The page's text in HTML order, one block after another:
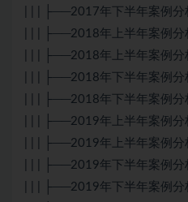
| | | ├──2017年下半年案例
| | | ├──2018年上半年案例分
| | | ├──2018年上半年案例
| | | ├──2018年下半年案例分
| | | ├──2018年下半年案例
| | | ├──2019年上半年案例分
| | | ├──2019年上半年案例
| | | ├──2019年下半年案例分
| | | ├──2019年下半年案例